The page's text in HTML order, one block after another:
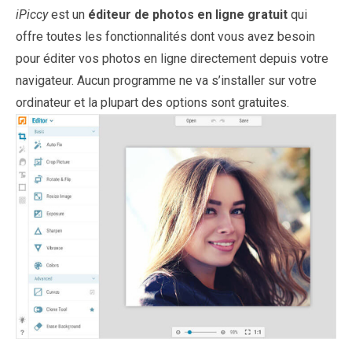
iPiccyest un éditeur de photos en ligne gratuit qui
offre toutes les fonctionnalités dont vous avez besoin
pour éditer vos photos en ligne directement depuis votre
navigateur. Aucun programme ne va s’installer sur votre
ordinateur et la plupart des options sont gratuites.